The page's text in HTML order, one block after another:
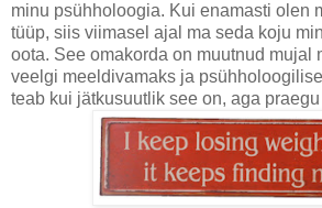
minu psühholoogia. Kui enamasti olen
tüüp, siis viimasel ajal ma seda koju
oota. See omakorda on muutnud mujal
veelgi meeldivamaks ja
teab kui jätkusuutlik see on, aga